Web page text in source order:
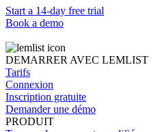
Start a 14-day free trial
Book a demo
DEMARRER AVEC LEMLIST
Tarifs
Connexion
Inscription gratuite
Demander une démo
PRODUIT